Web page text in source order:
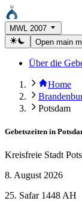
MWL 2007
Open main
Über die
Home
Potsdam
Gebetszeiten in
Kreisfreie Stadt
8. August 2026
25. Safar 1448 AH